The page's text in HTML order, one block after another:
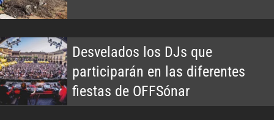
Desvelados los DJs que
participarán en las diferentes
fiestas de OFFSónar